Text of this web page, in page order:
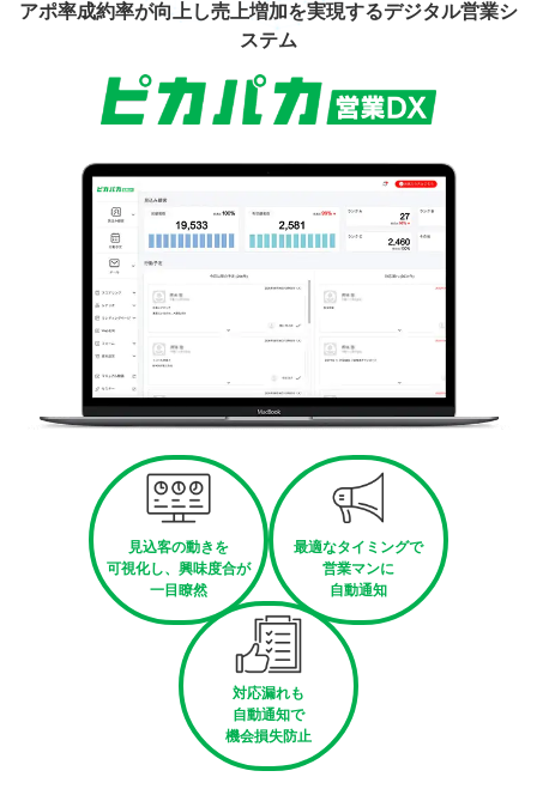
アポ率成約率が向上し売上増加を実現するデジタル営業シ
ステム
見込客の動きを
可視化し、興味度合が
一目瞭然
最適なタイミングで
営業マンに
自動通知
対応漏れも
自動通知で
機会損失防止